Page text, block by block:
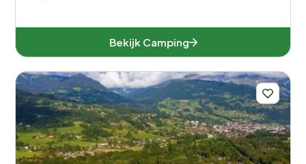
Bekijk Camping